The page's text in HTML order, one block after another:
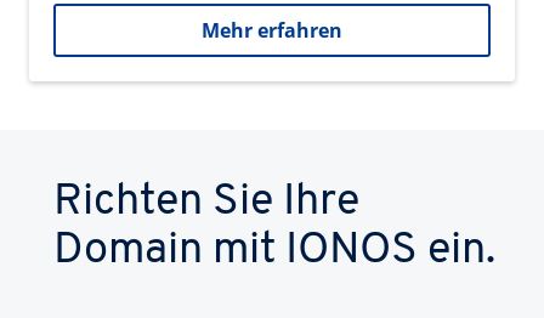
Mehr erfahren
Richten Sie Ihre
Domain mit IONOS ein.